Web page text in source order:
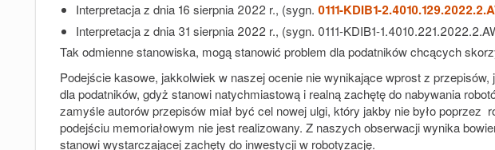
Interpretacja z dnia 16 sierpnia 2022 r., (sygn. 0111-KDIB1-
Interpretacja z dnia 31 sierpnia 2022 r., (sygn. 0111-KDIB1-
Tak odmienne stanowiska, mogą stanowić problem dla podatników chcących
Podejście kasowe, jakkolwiek w naszej ocenie nie wynikające wprost z
dla podatników, gdyż stanowi natychmiastową i realną zachętę do nabywania
zamyśle autorów przepisów miał być cel nowej ulgi, który jakby nie było poprzez
podejściu memoriałowym nie jest realizowany. Z naszych obserwacji wynika
stanowi wystarczającej zachęty do inwestycji w robotyzację.